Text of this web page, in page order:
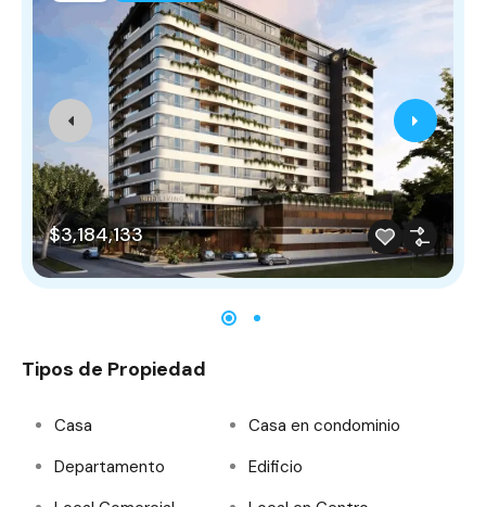
$3,184,133
Tipos de Propiedad
Casa
Casa en condominio
Departamento
Edificio